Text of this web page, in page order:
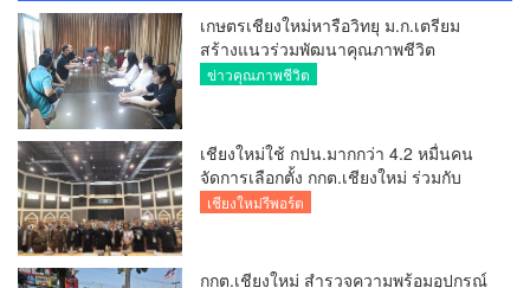
เกษตรเชียงใหม่หารือวิทยุ ม.ก.เตรียม
สร้างแนวร่วมพัฒนาคุณภาพชีวิต
เกษตรกร สื่อสารข้อมูลถูกต้องขับเคลื่อน
ข่าวคุณภาพชีวิต
เชียงใหม่ใช้ กปน.มากกว่า 4.2 หมื่นคน
จัดการเลือกตั้ง กกต.เชียงใหม่ ร่วมกับ
นายอำเภอหางดง ตรวจความเรียบร้อย
เชียงใหม่รีพอร์ต
กกต.เชียงใหม่ สำรวจความพร้อมอุปกรณ์